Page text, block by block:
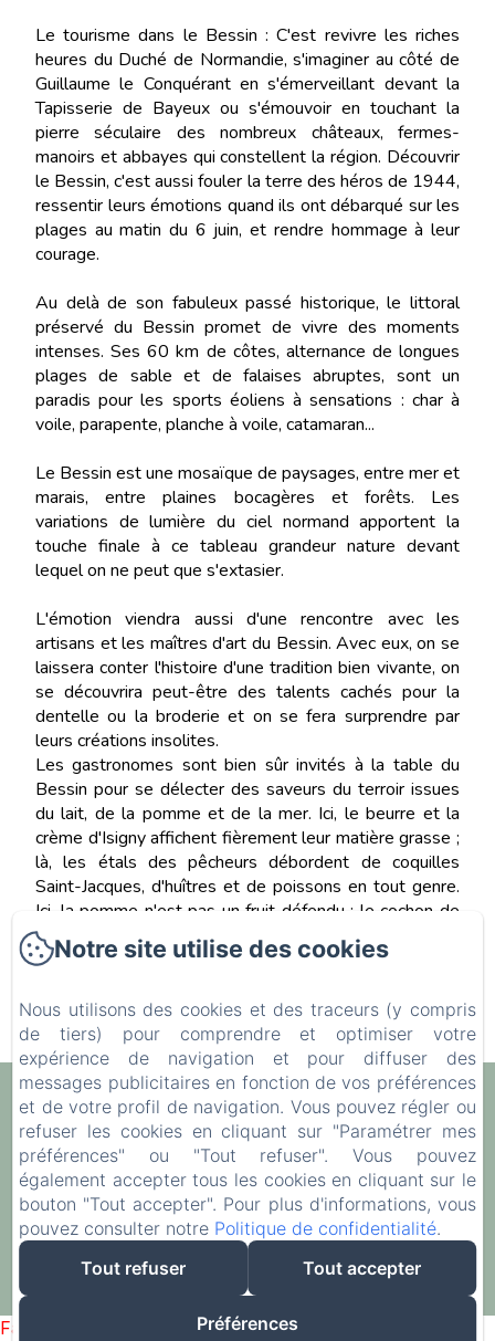
Le tourisme dans le Bessin : C'est revivre les riches
heures du Duché de Normandie, s'imaginer au côté de
Guillaume le Conquérant en s'émerveillant devant la
Tapisserie de Bayeux ou s'émouvoir en touchant la
pierre séculaire des nombreux châteaux, fermes-
manoirs et abbayes qui constellent la région. Découvrir
le Bessin, c'est aussi fouler la terre des héros de 1944,
ressentir leurs émotions quand ils ont débarqué sur les
plages au matin du 6 juin, et rendre hommage à leur
courage.
Au delà de son fabuleux passé historique, le littoral
préservé du Bessin promet de vivre des moments
intenses. Ses 60 km de côtes, alternance de longues
plages de sable et de falaises abruptes, sont un
paradis pour les sports éoliens à sensations : char à
voile, parapente, planche à voile, catamaran...
Le Bessin est une mosaïque de paysages, entre mer et
marais, entre plaines bocagères et forêts. Les
variations de lumière du ciel normand apportent la
touche finale à ce tableau grandeur nature devant
lequel on ne peut que s'extasier.
L'émotion viendra aussi d'une rencontre avec les
artisans et les maîtres d'art du Bessin. Avec eux, on se
laissera conter l'histoire d'une tradition bien vivante, on
se découvrira peut-être des talents cachés pour la
dentelle ou la broderie et on se fera surprendre par
leurs créations insolites.
Les gastronomes sont bien sûr invités à la table du
Bessin pour se délecter des saveurs du terroir issues
du lait, de la pomme et de la mer. Ici, le beurre et la
crème d'Isigny affichent fièrement leur matière grasse ;
là, les étals des pêcheurs débordent de coquilles
Saint-Jacques, d'huîtres et de poissons en tout genre.
Ici, la pomme n'est pas un fruit défendu ; le cochon de
Bayeux n'est pas une race oubliée.
Gîtes Les Rainettes
Politique de confidentialité
Informations légales
Informations sur les cookies
15 Chem. des Murs, Vienne-en-Bessin, 14400, France
giteslesrainettes@gmail.com
+33 6 61 12 65 79
Failed to load BookingEngine/index: Loading chunk 1322
Notre site utilise des cookies
Nous utilisons des cookies et des traceurs (y compris
de tiers) pour comprendre et optimiser votre
expérience de navigation et pour diffuser des
messages publicitaires en fonction de vos préférences
et de votre profil de navigation. Vous pouvez régler ou
refuser les cookies en cliquant sur "Paramétrer mes
préférences" ou "Tout refuser". Vous pouvez
également accepter tous les cookies en cliquant sur le
bouton "Tout accepter". Pour plus d'informations, vous
pouvez consulter notre Politique de confidentialité.
Tout refuser
Tout accepter
Préférences